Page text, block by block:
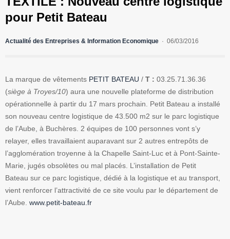
pour Petit Bateau
Actualité des Entreprises & Information Economique 06/03/2016
La marque de vêtements PETIT BATEAU / T : 03.25.71.36.36
(siège à Troyes/10) aura une nouvelle plateforme de distribution
opérationnelle à partir du 17 mars prochain. Petit Bateau a installé
son nouveau centre logistique de 43.500 m2 sur le parc logistique
de l’Aube, à Buchères. 2 équipes de 100 personnes vont s’y
relayer, elles travaillaient auparavant sur 2 autres entrepôts de
l’agglomération troyenne à la Chapelle Saint-Luc et à Pont-Sainte-
Marie, jugés obsolètes ou mal placés. L’installation de Petit
Bateau sur ce parc logistique, dédié à la logistique et au transport,
vient renforcer l’attractivité de ce site voulu par le département de
l’Aube. www.petit-bateau.fr